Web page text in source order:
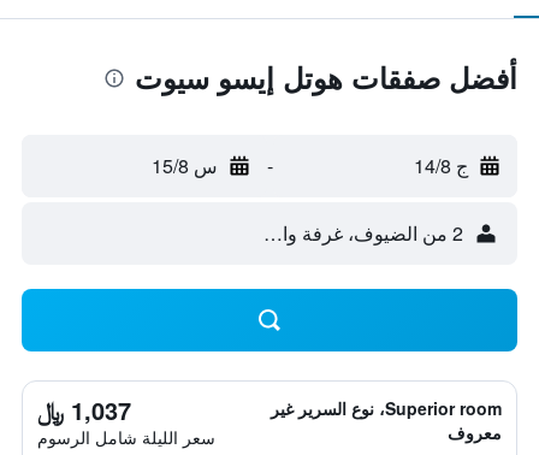
أفضل صفقات هوتل إيسو سيوت
ج 14/8 - س 15/8
2 من الضيوف، غرفة واحدة
Superior room، نوع السرير غير
معروف
1,037 ﷼
سعر الليلة شامل الرسوم